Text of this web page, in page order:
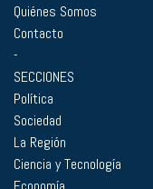
Quiénes Somos
Contacto
-
SECCIONES
Política
Sociedad
La Región
Ciencia y Tecnología